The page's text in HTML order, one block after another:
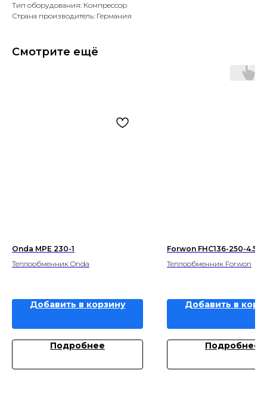
Тип оборудования: Компрессор
Страна производитель: Германия
Смотрите ещё
Onda MPE 230-1
Теплообменник Onda
Добавить в корзину
Подробнее
Forwon FHC136-250-4.5-
Теплообменник Forwon
Добавить в
Подробнее